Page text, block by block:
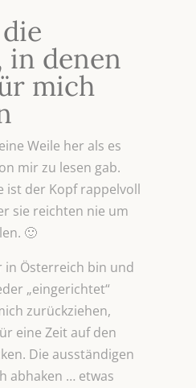
in denen
mich
Weile her als es
mir zu lesen gab.
ist der Kopf rappelvoll
sie reichten nie um
🙂
in Österreich bin und
„eingerichtet“
zurückziehen,
eine Zeit auf den
Die ausständigen
abhaken … etwas